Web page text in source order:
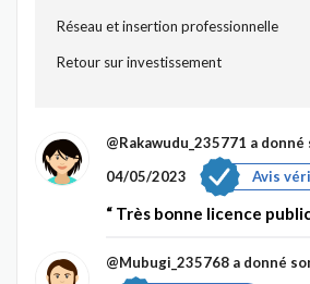
Réseau et insertion professionnelle
Retour sur investissement
@Rakawudu_235771 a donné
04/05/2023
Avis
Très bonne licence
@Mubugi_235768 a donné